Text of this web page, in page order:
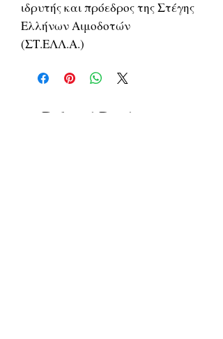
ιδρυτής και πρόεδρος της Στέγης
Ελλήνων Αιμοδοτών
(ΣΤ.ΕΛΛ.Α.)
Related Products